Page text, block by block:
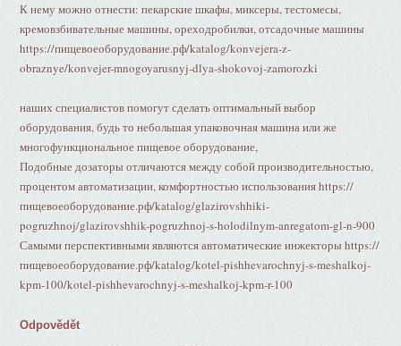
К нему можно отнести: пекарские шкафы, миксеры, тестомесы,
кремовзбивательные машины, ореходробилки, отсадочные машины
https://пищевоеоборудование.рф/katalog/konvejera-z-
obraznye/konvejer-mnogoyarusnyj-dlya-shokovoj-zamorozki
наших специалистов помогут сделать оптимальный выбор
оборудования, будь то небольшая упаковочная машина или же
многофункциональное пищевое оборудование,
Подобные дозаторы отличаются между собой производительностью,
процентом автоматизации, комфортностью использования https://
пищевоеоборудование.рф/katalog/glazirovshhiki-
pogruzhnoj/glazirovshhik-pogruzhnoj-s-holodilnym-anregatom-gl-n-900
Самыми перспективными являются автоматические инжекторы https://
пищевоеоборудование.рф/katalog/kotel-pishhevarochnyj-s-meshalkoj-
kpm-100/kotel-pishhevarochnyj-s-meshalkoj-kpm-r-100
Odpovědět